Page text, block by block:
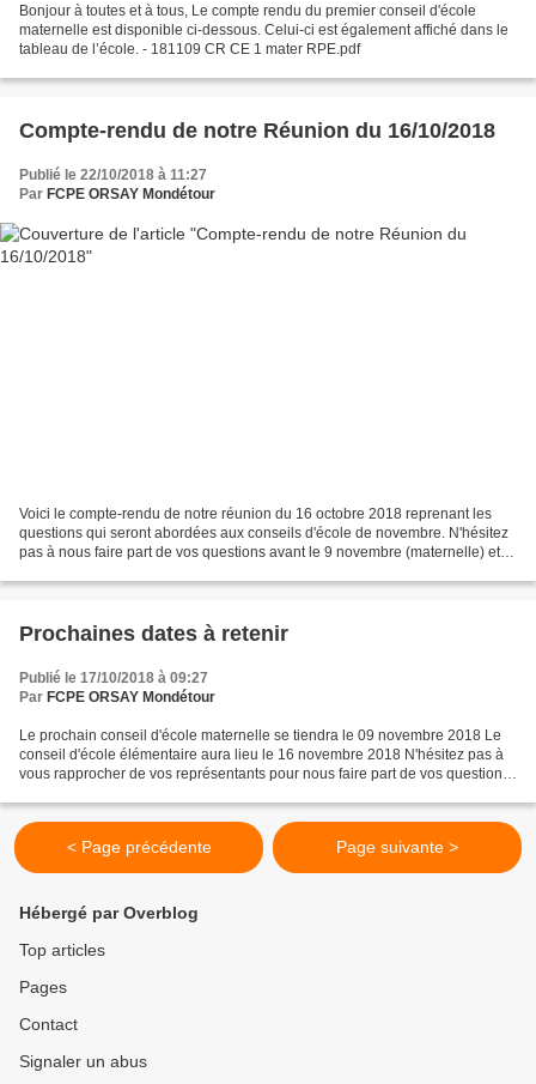
Bonjour à toutes et à tous, Le compte rendu du premier conseil d'école
maternelle est disponible ci-dessous. Celui-ci est également affiché dans le
tableau de l’école. - 181109 CR CE 1 mater RPE.pdf
Compte-rendu de notre Réunion du 16/10/2018
Publié le 22/10/2018 à 11:27
Par FCPE ORSAY Mondétour
Voici le compte-rendu de notre réunion du 16 octobre 2018 reprenant les
questions qui seront abordées aux conseils d'école de novembre. N'hésitez
pas à nous faire part de vos questions avant le 9 novembre (maternelle) et le
Prochaines dates à retenir
Publié le 17/10/2018 à 09:27
Par FCPE ORSAY Mondétour
Le prochain conseil d'école maternelle se tiendra le 09 novembre 2018 Le
conseil d'école élémentaire aura lieu le 16 novembre 2018 N'hésitez pas à
vous rapprocher de vos représentants pour nous faire part de vos questions
< Page précédente Page suivante >
Hébergé par Overblog
Top articles
Pages
Contact
Signaler un abus